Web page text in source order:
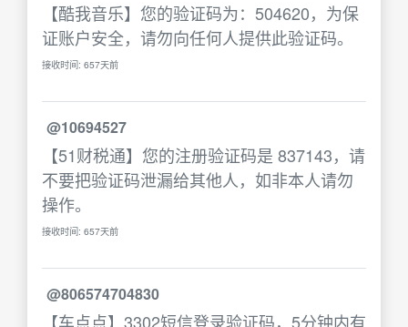
【酷我音乐】您的验证码为：504620，为保
证账户安全，请勿向任何人提供此验证码。
接收时间: 657天前
@10694527
【51财税通】您的注册验证码是 837143，请
不要把验证码泄漏给其他人，如非本人请勿
操作。
接收时间: 657天前
@806574704830
【车点点】3302短信登录验证码，5分钟内有